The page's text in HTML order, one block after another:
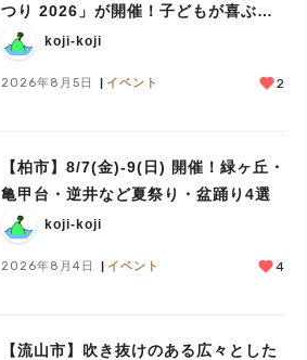
つり 2026」が開催！子どもが喜ぶワ
ークショップや限定ヒーローショーも
koji-koji
2026年8月5日 イベント 2
【柏市】8/7(金)‐9(日) 開催！緑ヶ丘・
亀甲台・逆井など夏祭り・盆踊り4選
koji-koji
2026年8月4日 イベント 4
【流山市】吹き抜けのある広々とした